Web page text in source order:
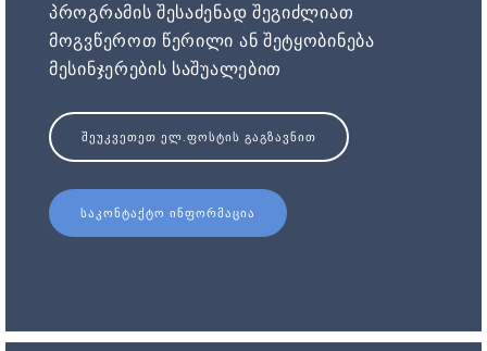
პროგრამის შესაძენად შეგიძლიათ
მოგვწეროთ წერილი ან შეტყობინება
მესინჯერების საშუალებით
ᲨᲔᲣᲙᲕᲔᲗᲔᲗ ᲔᲚ.ᲤᲝᲡᲢᲘᲡ ᲒᲐᲒᲖᲐᲕᲜᲘᲗ
ᲡᲐᲙᲝᲜᲢᲐᲥᲢᲝ ᲘᲜᲤᲝᲠᲛᲐᲪᲘᲐ